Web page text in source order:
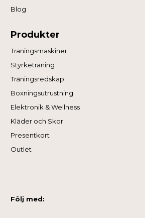
Blog
Produkter
Träningsmaskiner
Styrketräning
Träningsredskap
Boxningsutrustning
Elektronik & Wellness
Kläder och Skor
Presentkort
Outlet
Följ med: